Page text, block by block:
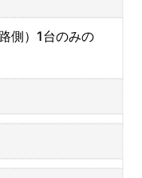
）1台のみの